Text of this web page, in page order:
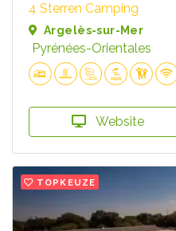
4 Sterren Camping
Argelès-sur-Mer
Pyrénées-Orientales
Website
TOPKEUZE